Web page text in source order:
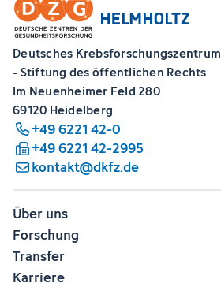
Deutsches Krebsforschungszentrum
- Stiftung des öffentlichen Rechts
Im Neuenheimer Feld 280
69120 Heidelberg
+49 6221 42-0
+49 6221 42-2995
kontakt@dkfz.de
Über uns
Forschung
Transfer
Karriere